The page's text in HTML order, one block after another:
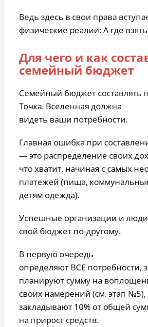
Ведь здесь в свои права
физические реалии: А где
Для чего и как
семейный бюджет
Семейный бюджет составлять
Точка. Вселенная должна
видеть ваши потребности.
Главная ошибка при
— это распределение своих
что хватит, начиная с самых
платежей (пища,
детям одежда).
Успешные организации и
свой бюджет по-другому.
В первую очередь
определяют ВСЕ потребности,
планируют сумму на
своих намерений (см. этап №5),
закладывают 10% от общей
на прирост средств.